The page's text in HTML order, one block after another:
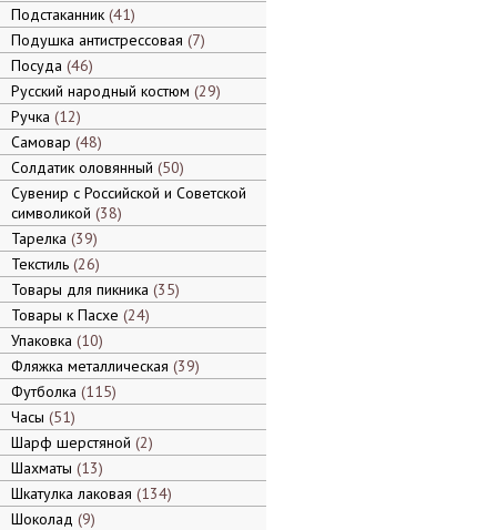
Подстаканник 41
Подушка антистрессовая 7
Посуда 46
Русский народный костюм 29
Ручка 12
Самовар 48
Солдатик оловянный 50
Сувенир с Российской и Советской
символикой 38
Тарелка 39
Текстиль 26
Товары для пикника 35
Товары к Пасхе 24
Упаковка 10
Фляжка металлическая 39
Футболка 115
Часы 51
Шарф шерстяной 2
Шахматы 13
Шкатулка лаковая 134
Шоколад 9